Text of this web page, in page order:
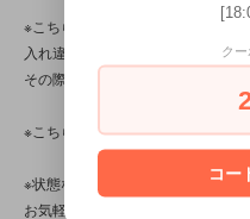
※こちらの商品は店頭でも販売し
入れ違いで完売してしまう場合が
その際はご容赦くださいませ。
※こちらの商品は、中古品です。
※状態など分かり辛い点、気になる
お気軽にお問い合わせください。
ク
コー